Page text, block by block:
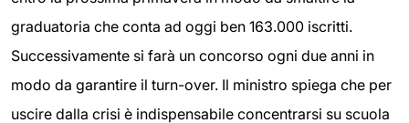
graduatoria che conta ad oggi ben 163.000 iscritti.
Successivamente si farà un concorso ogni due anni in
modo da garantire il turn-over. Il ministro spiega che per
uscire dalla crisi è indispensabile concentrarsi su scuola